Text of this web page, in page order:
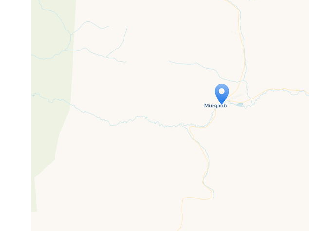
Travelers' Map is loading...
If you see this after your page is loaded completely, leafletJS files are
missing.